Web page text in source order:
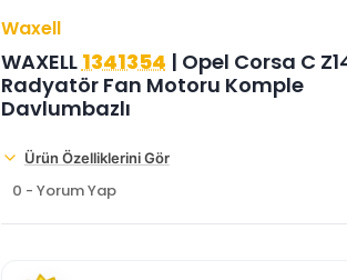
Waxell
WAXELL 1341354 | Opel Corsa C
Radyatör Fan Motoru Komple
Davlumbazlı
Ürün Özelliklerini Gör
0 - Yorum Yap